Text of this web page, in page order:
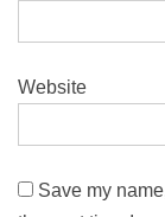
Website
Save my